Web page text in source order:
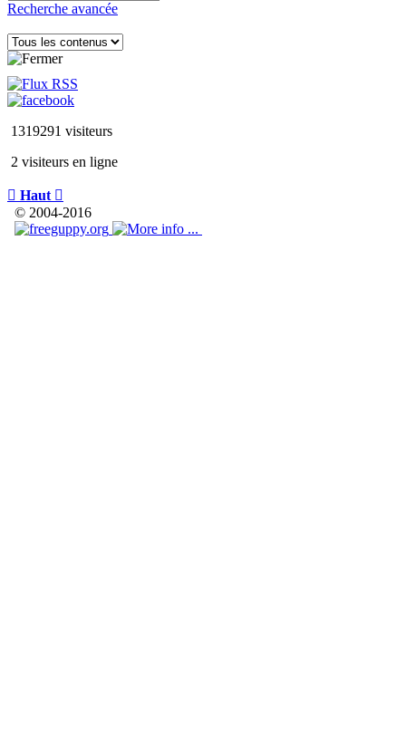
Recherche avancée
1319291 visiteurs
2 visiteurs en ligne
 Haut 
© 2004-2016